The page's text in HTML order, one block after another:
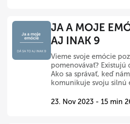
JA A MOJE
AJ INAK 9
Vieme svoje emócie
pomenovávať? Existujú
Ako sa správať, keď
komunikuje svoju silnú
23. Nov 2023 - 15 min